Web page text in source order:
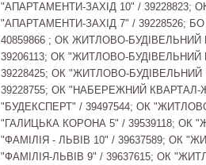
"АПАРТАМЕНТИ-ЗАХІД 10" /
"АПАРТАМЕНТИ-ЗАХІД 7" / 39228526;
40859866 ; ОК ЖИТЛОВО-
39206113; ОК "ЖИТЛОВО-
39228425; ОК "ЖИТЛОВО-
39228755; ОК "НАБЕРЕЖНИЙ
"БУДЕКСПЕРТ" / 39497544; ОК
"ГАЛИЦЬКА КОРОНА 5" / 39539118;
"ФАМІЛІЯ - ЛЬВІВ 10" / 39637589; ОК
"ФАМІЛІЯ-ЛЬВІВ 9" / 39637615; ОК